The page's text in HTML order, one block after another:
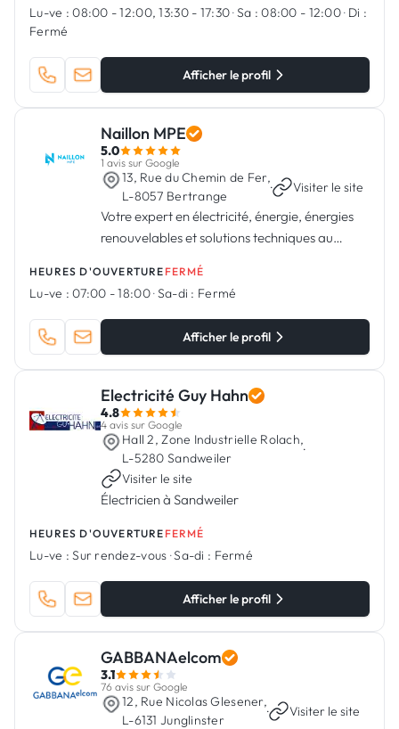
Lu-ve : 08:00 - 12:00, 13:30 - 17:30·Sa : 08:00 - 12:00· Di :
Fermé
Afficher le profil
Naillon MPE
5.0
1 avis sur Google
13, Rue du Chemin de Fer,
L-8057 Bertrange
· Visiter le site
Votre expert en électricité, énergie, énergies
renouvelables et solutions techniques au
HEURES D'OUVERTURE FERMÉ
Lu-ve : 07:00 - 18:00·Sa-di : Fermé
Afficher le profil
Electricité Guy Hahn
4.8
4 avis sur Google
Hall 2, Zone Industrielle Rolach,
L-5280 Sandweiler
·
Visiter le site
Électricien à Sandweiler
HEURES D'OUVERTURE FERMÉ
Lu-ve : Sur rendez-vous ·Sa-di : Fermé
Afficher le profil
GABBANAelcom
3.1
76 avis sur Google
12, Rue Nicolas Glesener,
L-6131 Junglinster
· Visiter le site